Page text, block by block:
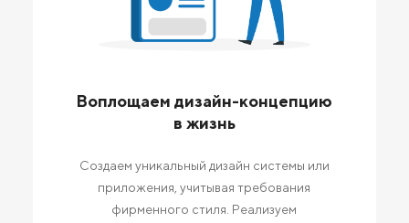
Воплощаем дизайн-концепцию
в жизнь
Создаем уникальный дизайн системы или
приложения, учитывая требования
фирменного стиля. Реализуем